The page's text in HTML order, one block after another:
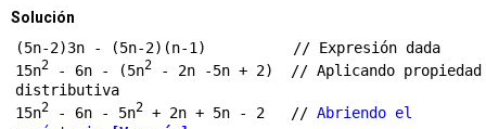
Solución
(5n-2)3n - (5n-2)(n-1)          // Expresión dada
15n2 - 6n - (5n2 - 2n -5n + 2)  // Aplicando propiedad
distributiva
15n2 - 6n - 5n2 + 2n + 5n - 2   // Abriendo el